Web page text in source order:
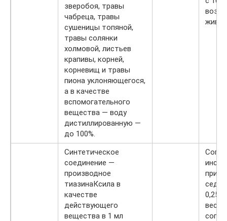
зверобоя, травы
чабреца, травы
сушеницы топяной,
травы солянки
холмовой, листьев
крапивы, корней,
корневищ и травы
пиона уклоняющегося,
а в качестве
вспомогательного
вещества — воду
дистиллированную —
до 100%.
Синтетическое
соединение —
производное
тиазинаКсила в
качестве
действующего
вещества в 1 мл
0,25
веса;